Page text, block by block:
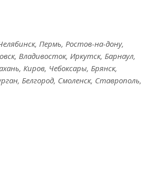
Пермь, Ростов-на-дону,
Владивосток, Иркутск, Барнаул,
Киров, Чебоксары, Брянск,
Белгород, Смоленск, Ставрополь,